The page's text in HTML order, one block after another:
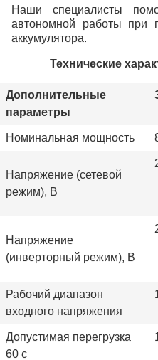
Наши специалисты
автономной работы при
аккумулятора.
Технические
Дополнительные
параметры
Номинальная мощность
Напряжение (сетевой
режим), В
Напряжение
(инверторный режим), В
Рабочий диапазон
входного напряжения
Допустимая перегрузка
60 с